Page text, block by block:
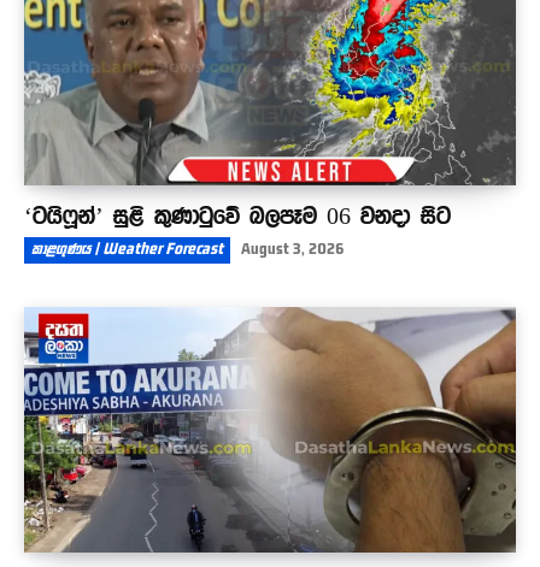
‘ටයිෆූන්’ සුළි කුණාටුවේ බලපෑම 06 වනදා සිට
කාළගුණය | Weather Forecast August 3, 2026